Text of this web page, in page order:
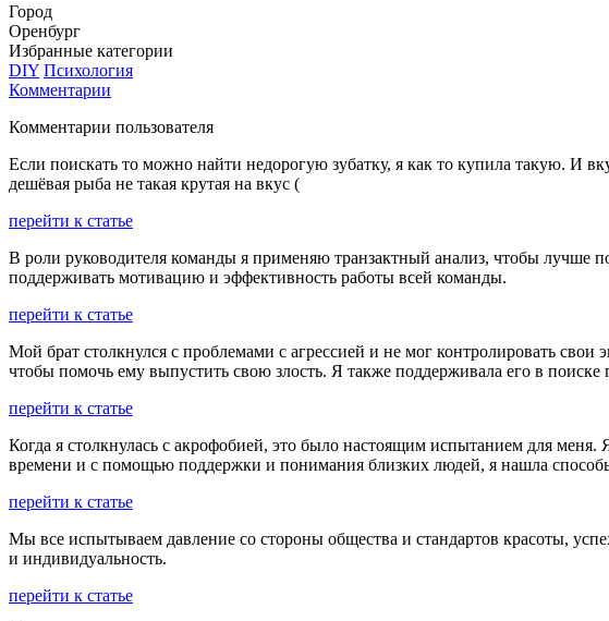
Город
Оренбург
Избранные категории
DIY Психология
Комментарии
Комментарии пользователя
Если поискать то можно найти недорогую зубатку, я как то купила такую.
дешёвая рыба не такая крутая на вкус (
перейти к статье
В роли руководителя команды я применяю транзактный анализ, чтобы лучше
поддерживать мотивацию и эффективность работы всей команды.
перейти к статье
Мой брат столкнулся с проблемами с агрессией и не мог контролировать
чтобы помочь ему выпустить свою злость. Я также поддерживала его в
перейти к статье
Когда я столкнулась с акрофобией, это было настоящим испытанием для
времени и с помощью поддержки и понимания близких людей, я нашла
перейти к статье
Мы все испытываем давление со стороны общества и стандартов красоты,
и индивидуальность.
перейти к статье